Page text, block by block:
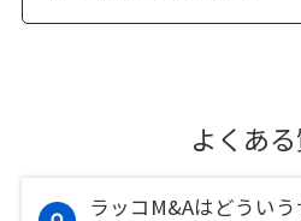
よくあ
ラッコM&Aはどうい